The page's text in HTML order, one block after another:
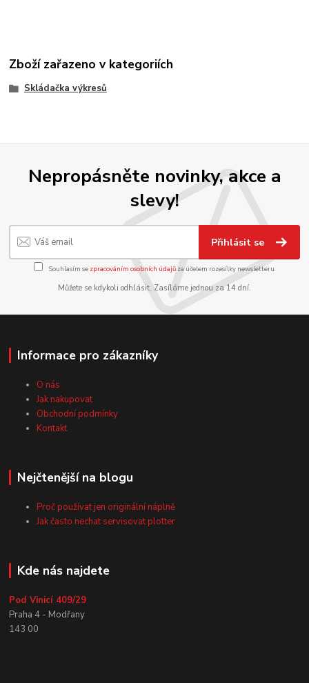
Zboží zařazeno v kategoriích
Skládačka výkresů
Nepropásněte novinky, akce a
slevy!
Přihlásit se
Souhlasím se zpracováním osobních údajůza účelem rozesílky newsletteru.
Můžete se kdykoli odhlásit. Zasíláme jednou za 14 dní.
Informace pro zákazníky
O nás
Jak nakupovat
Obchodní podmínky
Kontakt
Nejčtenější na blogu
Proč používat jen originální náplně
Jak často nechat servisovat plotter
Kde nás najdete
Pod Vinicí 409/29
Praha 4 - Modřany
143 00